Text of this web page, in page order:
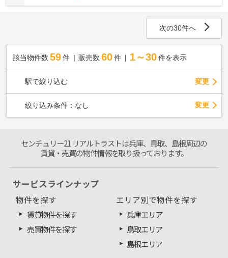
次の30件へ
該当物件数 59件 販売数 60 件 1～30 件を表示
駅で絞り込む 変更
絞り込み条件： なし 変更
センチュリー21 リアルトラストは兵庫、鳥取、島根周辺の
賃貸・売買の物件情報を取り扱っております。
サービスラインナップ
物件を探す
賃貸物件を探す
売買物件を探す
エリア別で物件を探す
兵庫エリア
鳥取エリア
島根エリア